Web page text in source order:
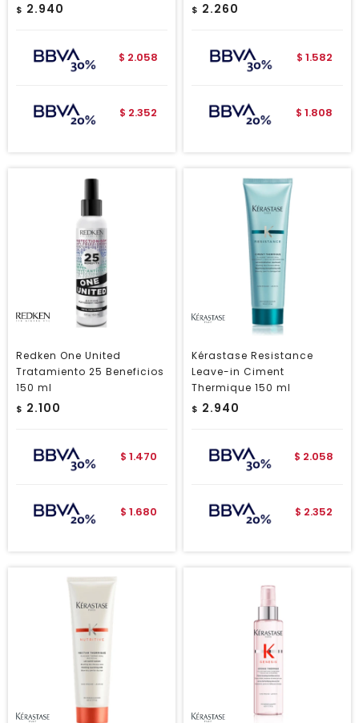
$ 2.940
$ 2.058
$ 2.352
$ 2.260
$ 1.582
$ 1.808
Redken One United
Tratamiento 25 Beneficios
150 ml
$ 2.100
$ 1.470
$ 1.680
Kérastase Resistance
Leave-in Ciment
Thermique 150 ml
$ 2.940
$ 2.058
$ 2.352